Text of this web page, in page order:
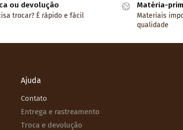
ou devolução
trocar? É rápido e fácil
Matéria-
Materiais
qualidade
Ajuda
Contato
Entrega e rastreamento
Troca e devolução